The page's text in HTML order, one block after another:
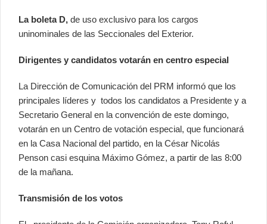
La boleta D, de uso exclusivo para los cargos
uninominales de las Seccionales del Exterior.
Dirigentes y candidatos votarán en centro especial
La Dirección de Comunicación del PRM informó que los
principales líderes y todos los candidatos a Presidente y a
Secretario General en la convención de este domingo,
votarán en un Centro de votación especial, que funcionará
en la Casa Nacional del partido, en la César Nicolás
Penson casi esquina Máximo Gómez, a partir de las 8:00
de la mañana.
Transmisión de los votos